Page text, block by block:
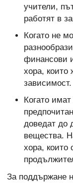
учители,
работят в
Когато не
финансови
хора, които
зависимост.
Когато
доведат до
вещества.
хора, които
За поддържане